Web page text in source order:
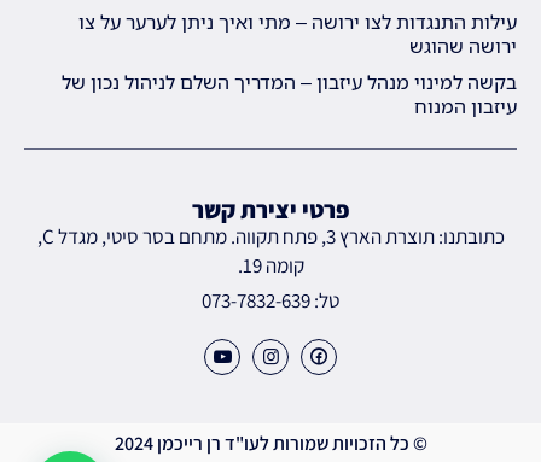
עילות התנגדות לצו ירושה – מתי ואיך ניתן לערער על צו
ירושה שהוגש
בקשה למינוי מנהל עיזבון – המדריך השלם לניהול נכון של
עיזבון המנוח
פרטי יצירת קשר
כתובתנו: תוצרת הארץ 3, פתח תקווה. מתחם בסר סיטי, מגדל C,
קומה 19.
טל: 073-7832-639
© כל הזכויות שמורות לעו"ד רן רייכמן 2024